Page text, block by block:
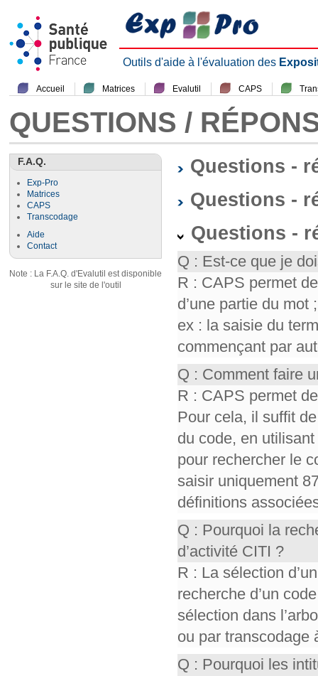
Outils d'aide à l'évaluation des
Accueil Matrices Evalutil CAPS
QUESTIONS /
F.A.Q.
Exp-Pro
Matrices
CAPS
Transcodage
Aide
Contact
Note : La F.A.Q. d'Evalutil est disponible
sur le site de l'outil
Questions -
Questions -
Questions -
Q : Est-ce que je
R : CAPS permet
d’une partie du
ex : la saisie du
commençant par
Q : Comment faire
R : CAPS permet
Pour cela, il suffit
du code, en
pour rechercher le
saisir uniquement
définitions
Q : Pourquoi la
d’activité CITI ?
R : La sélection
recherche d’un
sélection dans
ou par transcodage
Q : Pourquoi les